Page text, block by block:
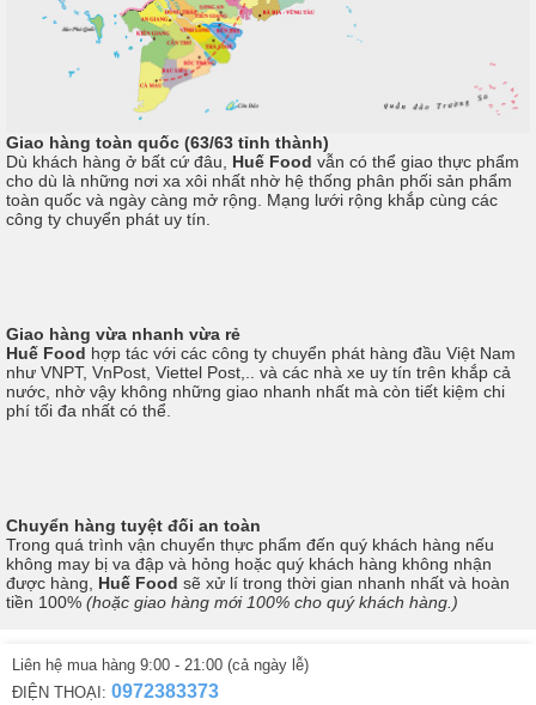
Giao hàng toàn quốc (63/63 tỉnh thành)
Dù khách hàng ở bất cứ đâu, Huế Food vẫn có thể giao thực phẩm
cho dù là những nơi xa xôi nhất nhờ hệ thống phân phối sản phẩm
toàn quốc và ngày càng mở rộng. Mạng lưới rộng khắp cùng các
công ty chuyển phát uy tín.
Giao hàng vừa nhanh vừa rẻ
Huế Food hợp tác với các công ty chuyển phát hàng đầu Việt Nam
như VNPT, VnPost, Viettel Post,.. và các nhà xe uy tín trên khắp cả
nước, nhờ vậy không những giao nhanh nhất mà còn tiết kiệm chi
phí tối đa nhất có thể.
Chuyển hàng tuyệt đối an toàn
Trong quá trình vận chuyển thực phẩm đến quý khách hàng nếu
không may bị va đập và hỏng hoặc quý khách hàng không nhận
được hàng, Huế Food sẽ xử lí trong thời gian nhanh nhất và hoàn
tiền 100% (hoặc giao hàng mới 100% cho quý khách hàng.)
Liên hệ mua hàng 9:00 - 21:00 (cả ngày lễ)
ĐIỆN THOẠI: 0972383373